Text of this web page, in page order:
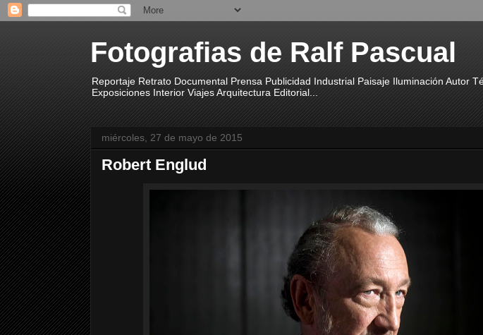
Fotografias de Ralf Pascual
Reportaje Retrato Documental Prensa Publicidad Industrial Paisaje Iluminación Autor
Exposiciones Interior Viajes Arquitectura Editorial...
miércoles, 27 de mayo de 2015
Robert Englud